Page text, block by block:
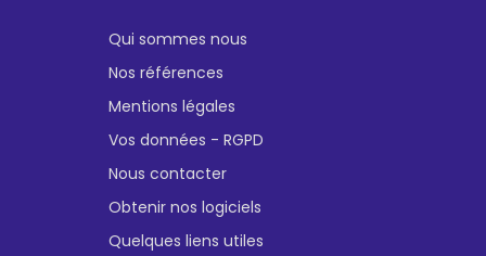
Qui sommes nous
Nos références
Mentions légales
Vos données - RGPD
Nous contacter
Obtenir nos logiciels
Quelques liens utiles